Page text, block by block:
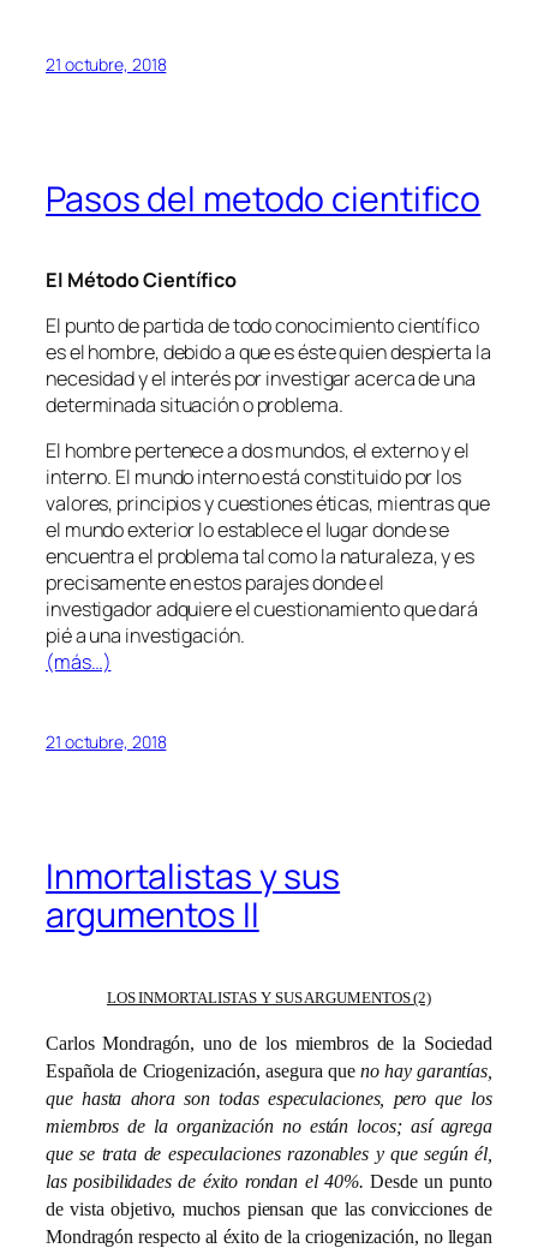
21 octubre, 2018
Pasos del metodo cientifico
El Método Científico
El punto de partida de todo conocimiento científico
es el hombre, debido a que es éste quien despierta la
necesidad y el interés por investigar acerca de una
determinada situación o problema.
El hombre pertenece a dos mundos, el externo y el
interno. El mundo interno está constituido por los
valores, principios y cuestiones éticas, mientras que
el mundo exterior lo establece el lugar donde se
encuentra el problema tal como la naturaleza, y es
precisamente en estos parajes donde el
investigador adquiere el cuestionamiento que dará
pié a una investigación.
(más…)
21 octubre, 2018
Inmortalistas y sus
argumentos II
LOS INMORTALISTAS Y SUS ARGUMENTOS (2)
Carlos Mondragón, uno de los miembros de la Sociedad
Española de Criogenización, asegura que no hay garantías,
que hasta ahora son todas especulaciones, pero que los
miembros de la organización no están locos; así agrega
que se trata de especulaciones razonables y que según él,
las posibilidades de éxito rondan el 40%. Desde un punto
de vista objetivo, muchos piensan que las convicciones de
Mondragón respecto al éxito de la criogenización, no llegan